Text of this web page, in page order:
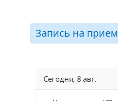
Запись на прием
Сегодня, 8 авг.